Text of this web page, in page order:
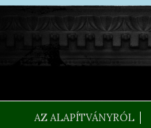
Ugrás a tartalomra
FEJLEC SZOVEG
AZ ALAPÍTVÁNYRÓL